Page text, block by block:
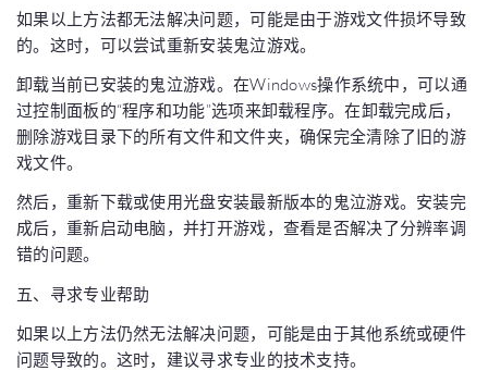
如果以上方法都无法解决问题，可能是由于游戏文件损坏导致
的。这时，可以尝试重新安装鬼泣游戏。
卸载当前已安装的鬼泣游戏。在Windows操作系统中，可以通
过控制面板的“程序和功能”选项来卸载程序。在卸载完成后，
删除游戏目录下的所有文件和文件夹，确保完全清除了旧的游
戏文件。
然后，重新下载或使用光盘安装最新版本的鬼泣游戏。安装完
成后，重新启动电脑，并打开游戏，查看是否解决了分辨率调
错的问题。
五、寻求专业帮助
如果以上方法仍然无法解决问题，可能是由于其他系统或硬件
问题导致的。这时，建议寻求专业的技术支持。